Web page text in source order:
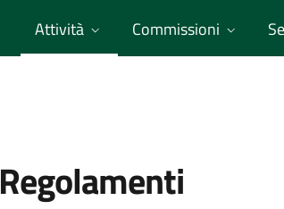
Attività Commissioni
Regolamenti